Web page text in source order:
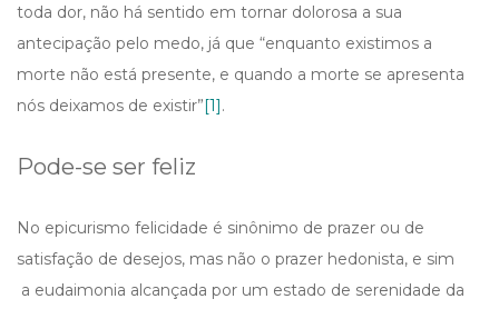
toda dor, não há sentido em tornar dolorosa a sua
antecipação pelo medo, já que “enquanto existimos a
morte não está presente, e quando a morte se apresenta
nós deixamos de existir”[1].
Pode-se ser feliz
No epicurismo felicidade é sinônimo de prazer ou de
satisfação de desejos, mas não o prazer hedonista, e sim
a eudaimonia alcançada por um estado de serenidade da